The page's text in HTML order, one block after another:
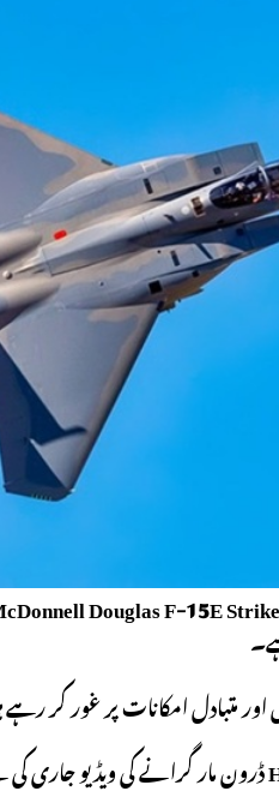
Douglas F-15E
متبادل امکانات پر غور کر
ڈرون مار گرانے کی ویڈیو جاری